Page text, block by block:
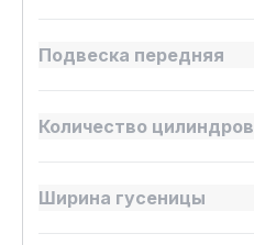
Подвеска передняя
Количество цилиндров
Ширина гусеницы